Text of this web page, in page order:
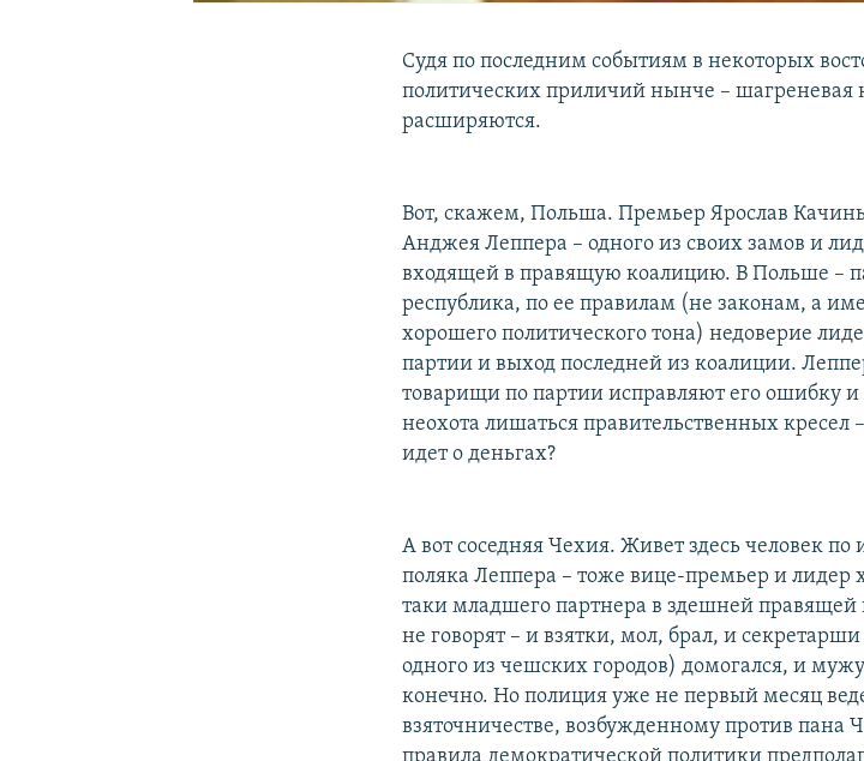
Судя по последним событиям в некоторых
политических приличий нынче – шагреневая
расширяются.
Вот, скажем, Польша. Премьер Ярослав
Анджея Леппера – одного из своих замов и
входящей в правящую коалицию. В Польше –
республика, по ее правилам (не законам, а
хорошего политического тона) недоверие
партии и выход последней из коалиции.
товарищи по партии исправляют его ошибку
неохота лишаться правительственных кресел
идет о деньгах?
А вот соседняя Чехия. Живет здесь человек
поляка Леппера – тоже вице-премьер и лидер
таки младшего партнера в здешней правящей
не говорят – и взятки, мол, брал, и
одного из чешских городов) домогался, и
конечно. Но полиция уже не первый месяц
взяточничестве, возбужденному против